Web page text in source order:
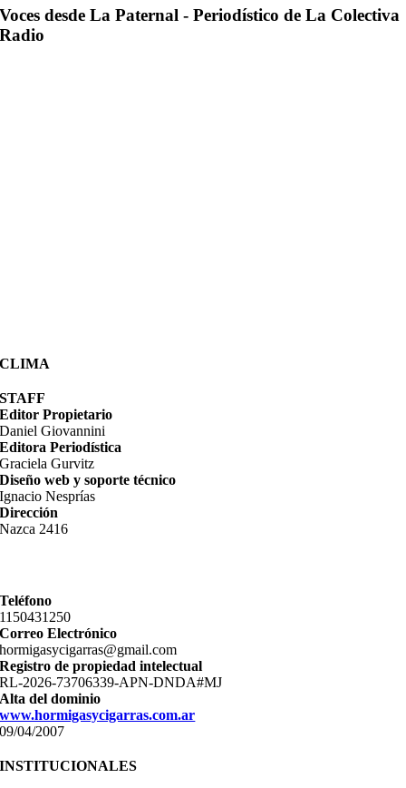
Voces desde La Paternal - Periodístico de La Colectiva
Radio
CLIMA
STAFF
Editor Propietario
Daniel Giovannini
Editora Periodística
Graciela Gurvitz
Diseño web y soporte técnico
Ignacio Nesprías
Dirección
Nazca 2416
Teléfono
11­50431250
Correo Electrónico
hormigasycigarras@gmail.com
Registro de propiedad intelectual
RL-2026-73706339-APN-DNDA#MJ
Alta del dominio
www.hormigasycigarras.com.ar
09/04/2007
INSTITUCIONALES